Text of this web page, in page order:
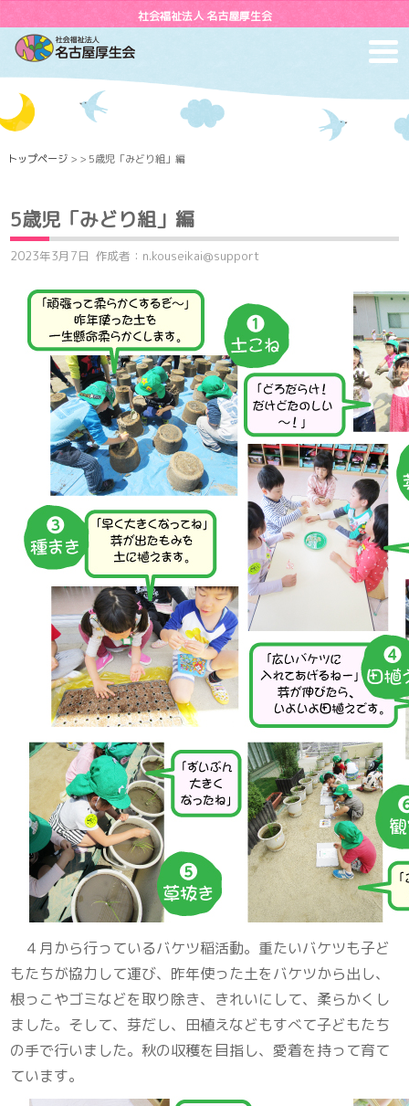
社会福祉法人 名古屋厚生会
トップページ > > 5歳児「みどり組」編
5歳児「みどり組」編
2023年3月7日 作成者：n.kouseikai@support
４月から行っているバケツ稲活動。重たいバケツも子ど
もたちが協力して運び、昨年使った土をバケツから出し、
根っこやゴミなどを取り除き、きれいにして、柔らかくし
ました。そして、芽だし、田植えなどもすべて子どもたち
の手で行いました。秋の収穫を目指し、愛着を持って育て
ています。